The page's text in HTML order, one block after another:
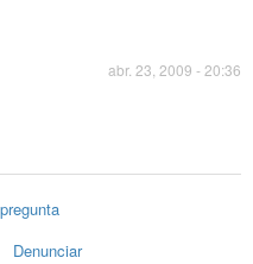
abr. 23, 2009 - 20:36
Denunciar